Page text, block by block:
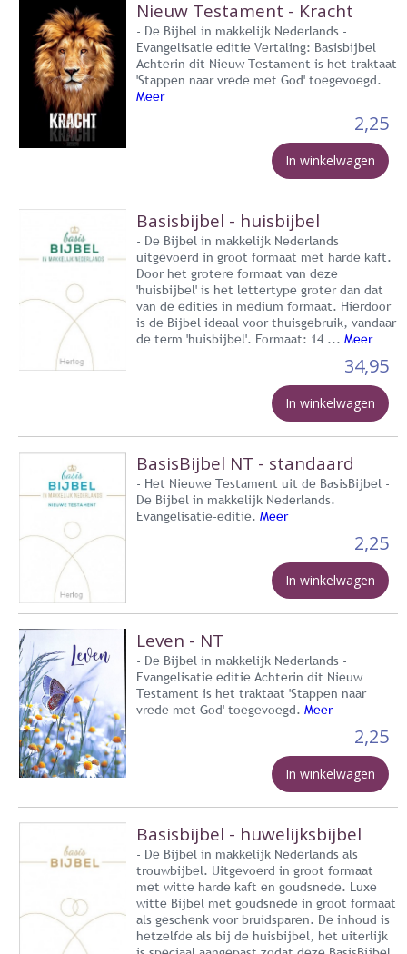
Nieuw Testament - Kracht
- De Bijbel in makkelijk Nederlands -
Evangelisatie editie Vertaling: Basisbijbel
Achterin dit Nieuw Testament is het traktaat
'Stappen naar vrede met God' toegevoegd.
Meer
2,25
In winkelwagen
Basisbijbel - huisbijbel
- De Bijbel in makkelijk Nederlands
uitgevoerd in groot formaat met harde kaft.
Door het grotere formaat van deze
'huisbijbel' is het lettertype groter dan dat
van de edities in medium formaat. Hierdoor
is de Bijbel ideaal voor thuisgebruik, vandaar
de term 'huisbijbel'. Formaat: 14 ... Meer
34,95
In winkelwagen
BasisBijbel NT - standaard
- Het Nieuwe Testament uit de BasisBijbel -
De Bijbel in makkelijk Nederlands.
Evangelisatie-editie. Meer
2,25
In winkelwagen
Leven - NT
- De Bijbel in makkelijk Nederlands -
Evangelisatie editie Achterin dit Nieuw
Testament is het traktaat 'Stappen naar
vrede met God' toegevoegd. Meer
2,25
In winkelwagen
Basisbijbel - huwelijksbijbel
- De Bijbel in makkelijk Nederlands als
trouwbijbel. Uitgevoerd in groot formaat
met witte harde kaft en goudsnede. Luxe
witte Bijbel met goudsnede in groot formaat
als geschenk voor bruidsparen. De inhoud is
hetzelfde als bij de huisbijbel, het uiterlijk